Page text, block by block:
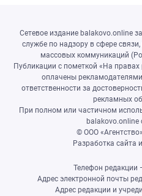
Сетевое издание balakovo.online
службе по надзору в сфере
массовых коммуникаций
Публикации с пометкой «На
оплачены
ответственности за
рекламных
При полном или частичном
balakovo.online
© ООО «Агентство»
Разработка сайта
Телефон редакции
Адрес электронной почты
Адрес редакции и